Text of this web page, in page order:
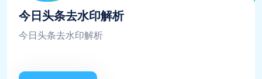
今日头条去水印解析
今日头条去水印解析